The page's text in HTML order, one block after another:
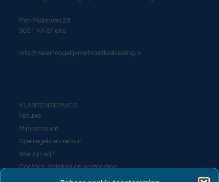
Pim Mulierwei 28
9051 KA Stiens
info@meermogelijkmetvoetbalkleding.nl
KLANTENSERVICE
Nieuws
Mijn account
Spelregels en retour
Wie zijn wij?
Contact, betaling en verzending